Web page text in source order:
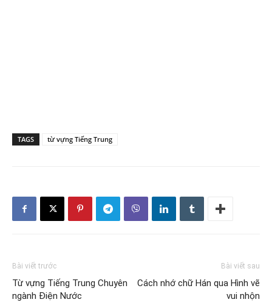
TAGS từ vựng Tiếng Trung
Bài viết trước
Từ vựng Tiếng Trung Chuyên
ngành Điện Nước
Bài viết sau
Cách nhớ chữ Hán qua Hình vẽ
vui nhộn